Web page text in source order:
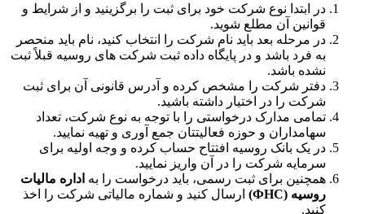
در ابتدا نوع شرکت خود برای ثبت را برگزینید و از شرایط و
قوانین آن مطلع شوید.
در مرحله بعد باید نام شرکت را انتخاب کنید، نام باید منحصر
به فرد باشد و در پایگاه داده ثبت شرکت ‌های روسیه قبلاً ثبت
نشده باشد.
دفتر شرکت را مشخص کرده و آدرس قانونی آن برای ثبت
شرکت را در اختیار داشته باشید.
تمامی مدارک درخواستی را با توجه به نوع شرکت، تعداد
سهامداران و حوزه فعالیتتان جمع آوری و تهیه نمایید.
در یک بانک روسیه افتتاح حساب کرده و وجه اولیه برای
سرمایه شرکت را در آن واریز نمایید.
همچنین برای ثبت رسمی، باید درخواست را به اداره مالیات
روسیه (ФНС)
ارسال کنید و شماره مالیاتی شرکت را اخذ
کنید.